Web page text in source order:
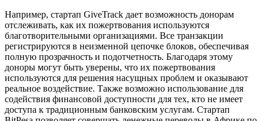
Например, стартап GiveTrack дает возможность донорам
отслеживать, как их пожертвования используются
благотворительными организациями. Все транзакции
регистрируются в неизменной цепочке блоков, обеспечивая
полную прозрачность и подотчетность. Благодаря этому
доноры могут быть уверены, что их пожертвования
используются для решения насущных проблем и оказывают
реальное воздействие. Также возможно использование для
содействия финансовой доступности для тех, кто не имеет
доступа к традиционным банковским услугам. Стартап